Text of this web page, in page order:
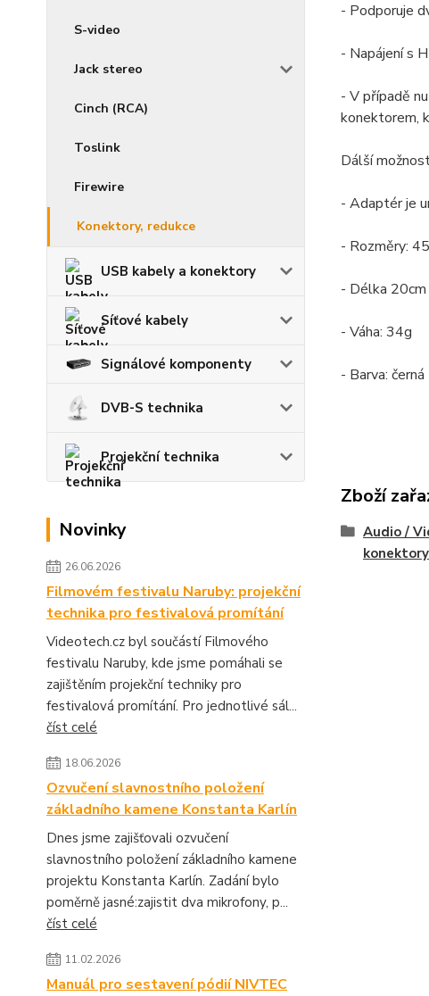
S-video
Jack stereo
Cinch (RCA)
Toslink
Firewire
Konektory, redukce
USB kabely a konektory
Síťové kabely
Signálové komponenty
DVB-S technika
Projekční technika
Novinky
26.06.2026
Filmovém festivalu Naruby: projekční
technika pro festivalová promítání
Videotech.cz byl součástí Filmového
festivalu Naruby, kde jsme pomáhali se
zajištěním projekční techniky pro
festivalová promítání. Pro jednotlivé sál...
číst celé
18.06.2026
Ozvučení slavnostního položení
základního kamene Konstanta Karlín
Dnes jsme zajišťovali ozvučení
slavnostního položení základního kamene
projektu Konstanta Karlín. Zadání bylo
poměrně jasné:zajistit dva mikrofony, p...
číst celé
11.02.2026
Manuál pro sestavení pódií NIVTEC
- Podporuje
- Napájení s
- V případě
konektorem,
Dálší
- Adaptér je
- Rozměry:
- Délka 20cm
- Váha: 34g
- Barva: černá
Zboží
Audio /
konektory